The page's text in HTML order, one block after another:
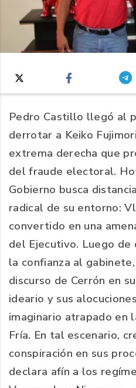
Pedro Castillo llegó al
derrotar a Keiko
extrema derecha que
del fraude electoral.
Gobierno busca
radical de su entorno:
convertido en una
del Ejecutivo. Luego de
la confianza al
discurso de Cerrón en
ideario y sus
imaginario atrapado en
Fría. En tal escenario,
conspiración en sus
declara afín a los